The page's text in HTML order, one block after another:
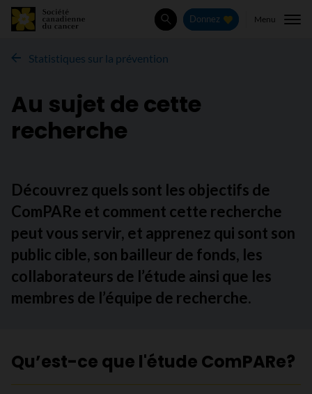
Rechercher
Donnez Menu
Statistiques sur la prévention
Au sujet de cette
recherche
Découvrez quels sont les objectifs de
ComPARe et comment cette recherche
peut vous servir, et apprenez qui sont son
public cible, son bailleur de fonds, les
collaborateurs de l’étude ainsi que les
membres de l’équipe de recherche.
Qu’est-ce que l'étude ComPARe?